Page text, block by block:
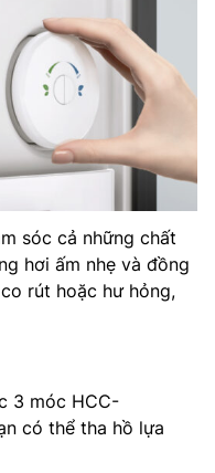
sóc cả những chất
hơi ấm nhẹ và đồng
rút hoặc hư hỏng,
3 móc HCC-
có thể tha hồ lựa